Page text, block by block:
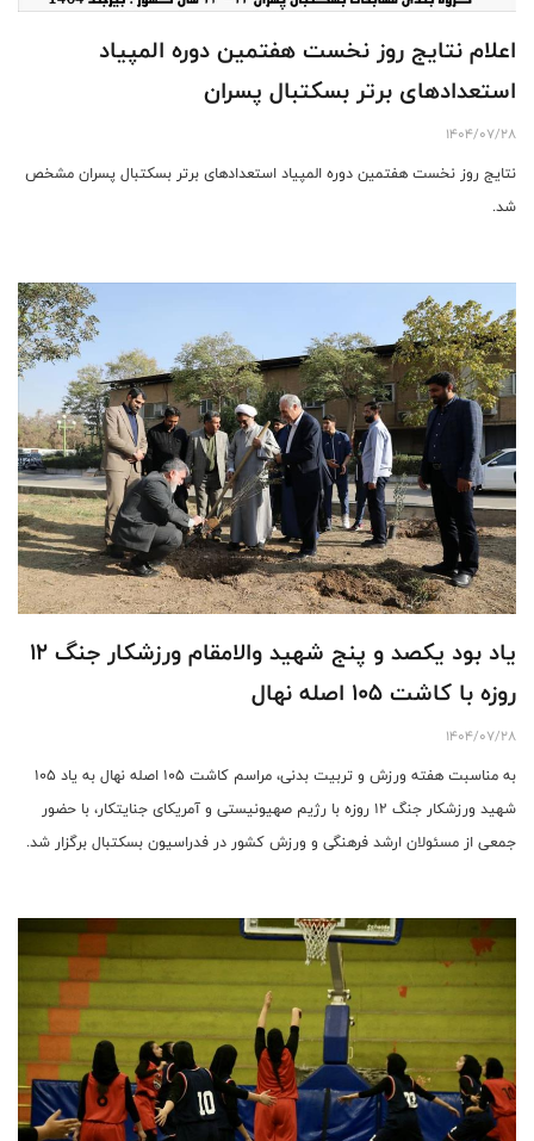
اعلام نتایج روز نخست هفتمین دوره المپیاد
استعدادهای برتر بسکتبال پسران
1404/07/28
نتایج روز نخست هفتمین دوره المپیاد استعدادهای برتر بسکتبال پسران مشخص
شد.
یاد بود یکصد و پنج شهید والامقام ورزشکار جنگ ۱۲
روزه با کاشت ۱۰۵ اصله نهال
1404/07/28
به مناسبت هفته ورزش و تربیت بدنی، مراسم کاشت ۱۰۵ اصله نهال به یاد ۱۰۵
شهید ورزشکار جنگ ۱۲ روزه با رژیم صهیونیستی و آمریکای جنایتکار، با حضور
جمعی از مسئولان ارشد فرهنگی و ورزش کشور در فدراسیون بسکتبال برگزار شد.